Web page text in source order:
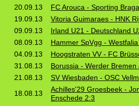
20.09.13
FC Arouca - Sporting
19.09.13
Vitoria Guimaraes - HNK
09.09.13
Irland U21 - Deutschland
08.09.13
Hammer SpVgg -
04.09.13
Hoogstraten VV - FC
31.08.13
Borussia - Werder Bremen
21.08.13
SV Wiesbaden - OSC
18.08.13
Achilles'29 Groesbeek -
Enschede 2:3